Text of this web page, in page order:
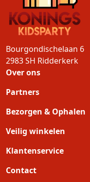
Bourgondischelaan 6
2983 SH Ridderkerk
Over ons
Partners
Bezorgen & Ophalen
Veilig winkelen
Klantenservice
Contact